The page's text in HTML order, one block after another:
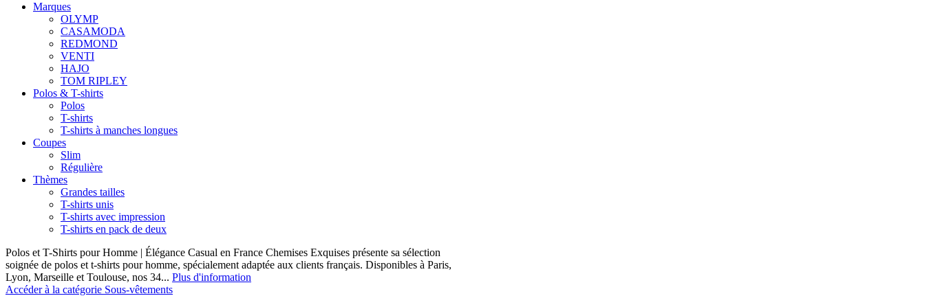
Marques
OLYMP
CASAMODA
REDMOND
VENTI
HAJO
TOM RIPLEY
Polos & T-shirts
Polos
T-shirts
T-shirts à manches longues
Coupes
Slim
Régulière
Thèmes
Grandes tailles
T-shirts unis
T-shirts avec impression
T-shirts en pack de deux
Polos et T-Shirts pour Homme | Élégance Casual en France Chemises Exquises présente sa sélection
soignée de polos et t-shirts pour homme, spécialement adaptée aux clients français. Disponibles à Paris,
Lyon, Marseille et Toulouse, nos 34... Plus d'information
Accéder à la catégorie Sous-vêtements